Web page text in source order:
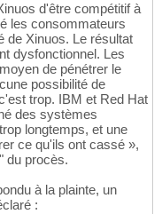
d'être compétitif à
les consommateurs
de Xinuos. Le résultat
dysfonctionnel. Les
de pénétrer le
possibilité de
trop. IBM et Red Hat
des systèmes
longtemps, et une
ce qu'ils ont cassé »,
du procès.
à la plainte, un
: